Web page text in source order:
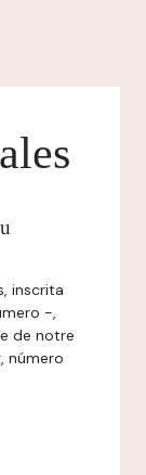
inscrita
-,
de notre
número